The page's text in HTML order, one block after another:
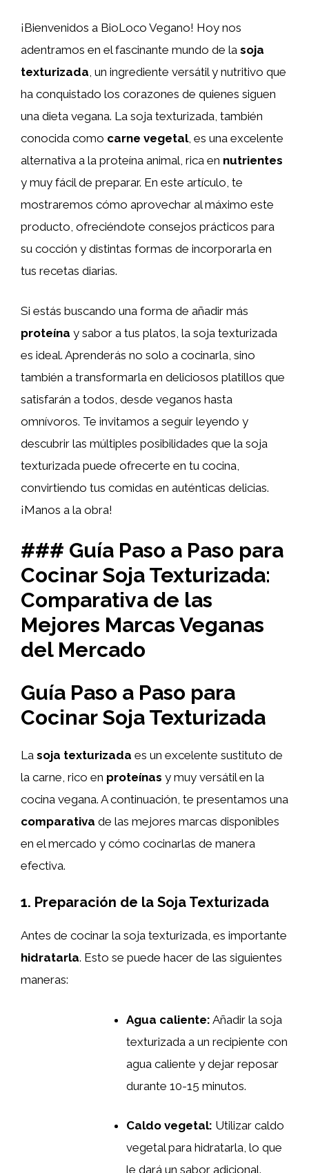
¡Bienvenidos a BioLoco Vegano! Hoy nos
adentramos en el fascinante mundo de la soja
texturizada, un ingrediente versátil y nutritivo que
ha conquistado los corazones de quienes siguen
una dieta vegana. La soja texturizada, también
conocida como carne vegetal, es una excelente
alternativa a la proteína animal, rica en nutrientes
y muy fácil de preparar. En este artículo, te
mostraremos cómo aprovechar al máximo este
producto, ofreciéndote consejos prácticos para
su cocción y distintas formas de incorporarla en
tus recetas diarias.
Si estás buscando una forma de añadir más
proteína y sabor a tus platos, la soja texturizada
es ideal. Aprenderás no solo a cocinarla, sino
también a transformarla en deliciosos platillos que
satisfarán a todos, desde veganos hasta
omnívoros. Te invitamos a seguir leyendo y
descubrir las múltiples posibilidades que la soja
texturizada puede ofrecerte en tu cocina,
convirtiendo tus comidas en auténticas delicias.
¡Manos a la obra!
### Guía Paso a Paso para
Cocinar Soja Texturizada:
Comparativa de las
Mejores Marcas Veganas
del Mercado
Guía Paso a Paso para
Cocinar Soja Texturizada
La soja texturizada es un excelente sustituto de
la carne, rico en proteínas y muy versátil en la
cocina vegana. A continuación, te presentamos una
comparativa de las mejores marcas disponibles
en el mercado y cómo cocinarlas de manera
efectiva.
1. Preparación de la Soja Texturizada
Antes de cocinar la soja texturizada, es importante
hidratarla. Esto se puede hacer de las siguientes
maneras:
Agua caliente: Añadir la soja
texturizada a un recipiente con
agua caliente y dejar reposar
durante 10-15 minutos.
Caldo vegetal: Utilizar caldo
vegetal para hidratarla, lo que
le dará un sabor adicional.